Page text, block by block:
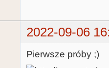
2022-09-06
Pierwsze próby ;)